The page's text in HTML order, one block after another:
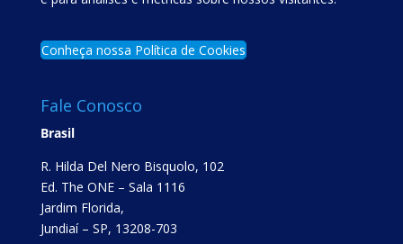
Conheça nossa Política de Cookies
Fale Conosco
Brasil
R. Hilda Del Nero Bisquolo, 102
Ed. The ONE – Sala 1116
Jardim Florida,
Jundiaí – SP, 13208-703